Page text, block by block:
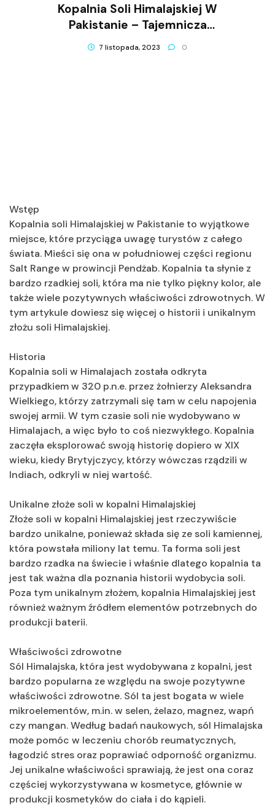
Kopalnia Soli Himalajskiej W
Pakistanie – Tajemnicza
Kopalnia, Której Sól Jest Na
Wagę Złota
7 listopada, 2023 0
Wstęp
Kopalnia soli Himalajskiej w Pakistanie to wyjątkowe
miejsce, które przyciąga uwagę turystów z całego
świata. Mieści się ona w południowej części regionu
Salt Range w prowincji Pendżab. Kopalnia ta słynie z
bardzo rzadkiej soli, która ma nie tylko piękny kolor, ale
także wiele pozytywnych właściwości zdrowotnych. W
tym artykule dowiesz się więcej o historii i unikalnym
złożu soli Himalajskiej.
Historia
Kopalnia soli w Himalajach została odkryta
przypadkiem w 320 p.n.e. przez żołnierzy Aleksandra
Wielkiego, którzy zatrzymali się tam w celu napojenia
swojej armii. W tym czasie soli nie wydobywano w
Himalajach, a więc było to coś niezwykłego. Kopalnia
zaczęła eksplorować swoją historię dopiero w XIX
wieku, kiedy Brytyjczycy, którzy wówczas rządzili w
Indiach, odkryli w niej wartość.
Unikalne złoże soli w kopalni Himalajskiej
Złoże soli w kopalni Himalajskiej jest rzeczywiście
bardzo unikalne, ponieważ składa się ze soli kamiennej,
która powstała miliony lat temu. Ta forma soli jest
bardzo rzadka na świecie i właśnie dlatego kopalnia ta
jest tak ważna dla poznania historii wydobycia soli.
Poza tym unikalnym złożem, kopalnia Himalajskiej jest
również ważnym źródłem elementów potrzebnych do
produkcji baterii.
Właściwości zdrowotne
Sól Himalajska, która jest wydobywana z kopalni, jest
bardzo popularna ze względu na swoje pozytywne
właściwości zdrowotne. Sól ta jest bogata w wiele
mikroelementów, m.in. w selen, żelazo, magnez, wapń
czy mangan. Według badań naukowych, sól Himalajska
może pomóc w leczeniu chorób reumatycznych,
łagodzić stres oraz poprawiać odporność organizmu.
Jej unikalne właściwości sprawiają, że jest ona coraz
częściej wykorzystywana w kosmetyce, głównie w
produkcji kosmetyków do ciała i do kąpieli.